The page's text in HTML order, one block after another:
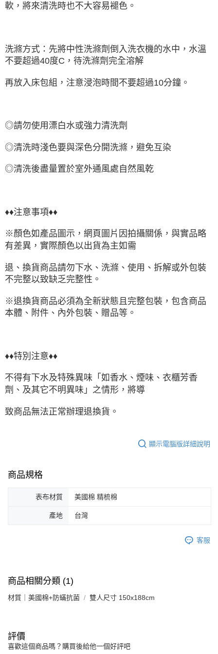
軟，將來清洗時也不大容易褪色。
洗滌方式：先將中性洗滌劑倒入洗衣機的水中，水溫
不要超過40度C，待洗滌劑完全溶解
再放入床包組，注意浸泡時間不要超過10分鐘。
◎請勿使用漂白水或強力清洗劑
◎清洗時淺色要與深色分開洗滌，避免互染
◎清洗後盡量置於室外通風處自然風乾
♦♦注意事項♦♦
※顏色如產品圖示，網頁圖片因拍攝關係，與實品略
有差異，實際顏色以出貨為主如需
退、換貨商品請勿下水、洗滌、使用、拆解或外包裝
不完整以致缺乏完整性。
※退換貨商品必須為全新狀態且完整包裝，包含商品
本體、附件、內外包裝、贈品等。
♦♦特別注意♦♦
不得有下水及特殊異味「如香水、煙味、衣櫃芳香
劑、及其它不明異味」之情形，將導
致商品無法正常辦理退換貨。
顯示電腦版詳細說明
商品規格
表布材質 美國棉 精梳棉
產地 台灣
客服
商品相關分類 (1)
材質｜美國棉+防蟎抗菌 雙人尺寸 150x188cm
評價
喜歡這個商品嗎？購買後給他一個好評吧